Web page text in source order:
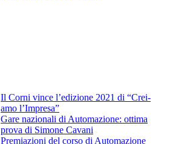
Il Corni vince l’edizione 2021 di “Crei-
amo l’Impresa”
Gare nazionali di Automazione: ottima
prova di Simone Cavani
Premiazioni del corso di Automazione